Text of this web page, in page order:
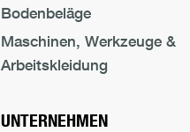
Bodenbeläge
Maschinen, Werkzeuge &
Arbeitskleidung
UNTERNEHMEN